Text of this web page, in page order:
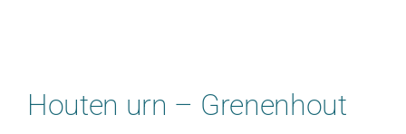
Houten urn – Grenenhout